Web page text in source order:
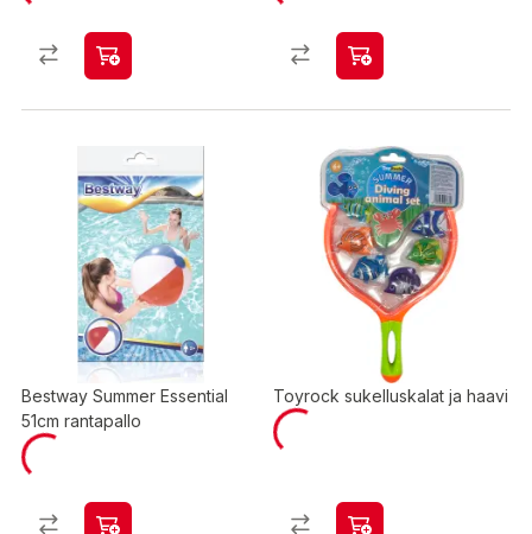
Bestway Summer Essential
51cm rantapallo
Toyrock sukelluskalat ja haavi